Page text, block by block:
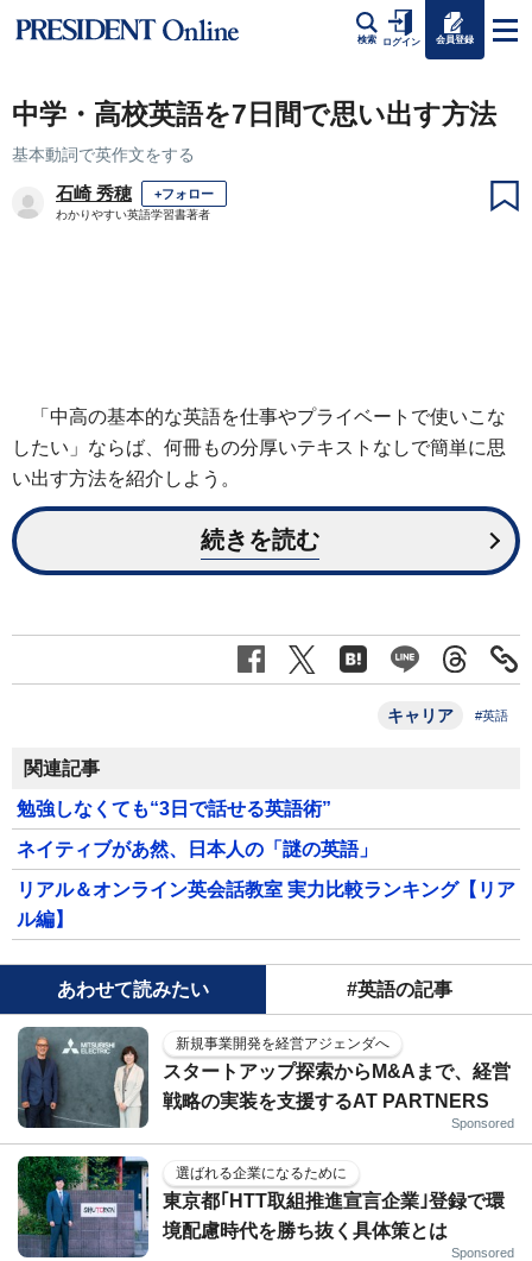
検索 ログイン 会員登録
中学・高校英語を7日間で思い出す方法
基本動詞で英作文をする
石崎 秀穂 +フォロー
わかりやすい英語学習書著者
「中高の基本的な英語を仕事やプライベートで使いこな
したい」ならば、何冊もの分厚いテキストなしで簡単に思
い出す方法を紹介しよう。
続きを読む
キャリア #英語
関連記事
勉強しなくても“3日で話せる英語術”
ネイティブがあ然、日本人の「謎の英語」
リアル＆オンライン英会話教室 実力比較ランキング【リア
ル編】
あわせて読みたい #英語の記事
新規事業開発を経営アジェンダへ
スタートアップ探索からM&Aまで、経営
戦略の実装を支援するAT PARTNERS
Sponsored
選ばれる企業になるために
東京都｢HTT取組推進宣言企業｣登録で環
境配慮時代を勝ち抜く具体策とは
Sponsored